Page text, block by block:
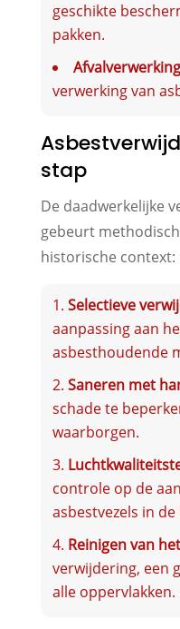
geschikte
pakken.
Afvalverwerking
verwerking van
stap
De daadwerkelijke
gebeurt
historische context:
Selectieve
aanpassing aan
asbesthoudende
Saneren met
schade te
waarborgen.
controle op de
asbestvezels in
Reinigen van
verwijdering, een
alle oppervlakken.